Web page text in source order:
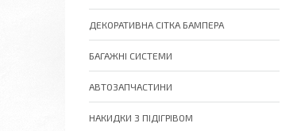
ДЕКОРАТИВНА СІТКА БАМПЕРА
БАГАЖНІ СИСТЕМИ
АВТОЗАПЧАСТИНИ
НАКИДКИ З ПІДІГРІВОМ